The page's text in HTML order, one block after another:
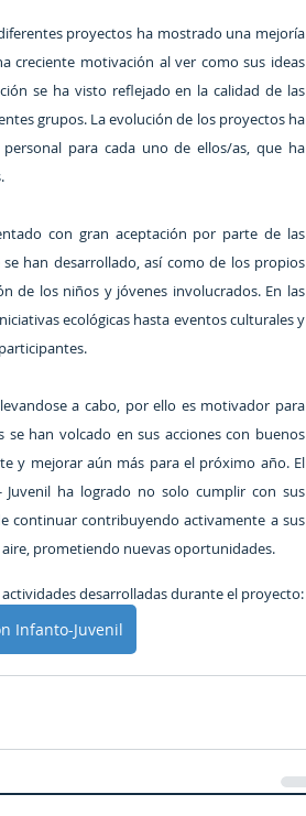
proyectos ha mostrado una mejoría
creciente motivación al ver como sus ideas
se ha visto reflejado en la calidad de las
grupos. La evolución de los proyectos ha
para cada uno de ellos/as, que ha
con gran aceptación por parte de las
han desarrollado, así como de los propios
de los niños y jóvenes involucrados. En las
ecológicas hasta eventos culturales y
a cabo, por ello es motivador para
han volcado en sus acciones con buenos
y mejorar aún más para el próximo año. El
ha logrado no solo cumplir con sus
continuar contribuyendo activamente a sus
prometiendo nuevas oportunidades.
desarrolladas durante el proyecto:
Infanto-Juvenil